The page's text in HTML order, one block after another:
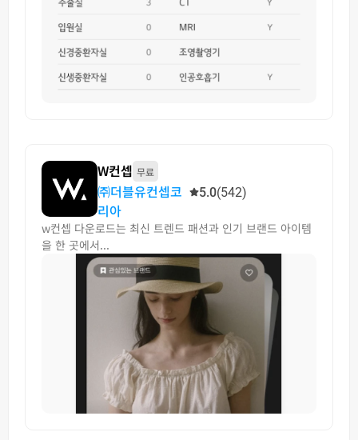
W컨셉 무료
㈜더블유컨셉코
리아
5.0(542)
w컨셉 다운로드는 최신 트렌드 패션과 인기 브랜드 아이템
을 한 곳에서...